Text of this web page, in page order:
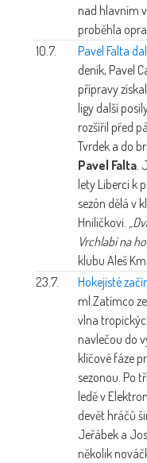
nad hlavním
proběhla
10.7.
Pavel Falta
deník, Pavel
přípravy
ligy další
rozšířil před
Tvrdek a do
Pavel Falta
lety Liberci k
sezón dělá v
Hniličkovi.
Vrchlabí na
klubu Aleš
23.7.
Hokejisté
ml. Zatímco
vlna
navlečou do
klíčové fáze
sezonou. Po
ledě v
devět hráčů
Jeřábek a
několik